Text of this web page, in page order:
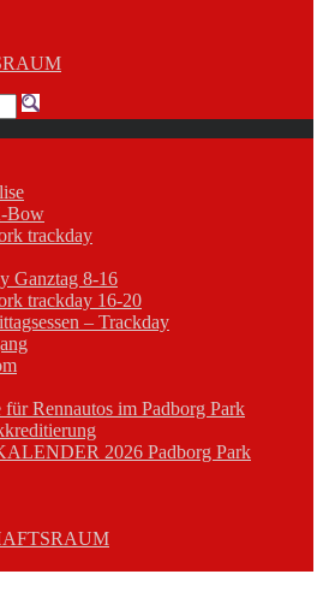
Bow
trackday
Ganztag 8-16
trackday 16-20
– Trackday
für Rennautos im Padborg Park
2026 Padborg Park